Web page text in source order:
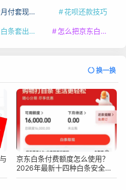
套现秒回100起 花呗还款技巧
出来手续费多少 怎么把京东白条的钱取出来
换一换
京东白条付费额度怎么使用？
2026年最新十四种白条安全操
作方法